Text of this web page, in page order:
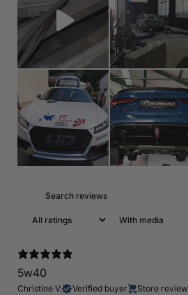
With media
5w40
Christine V. Verified buyer Store review